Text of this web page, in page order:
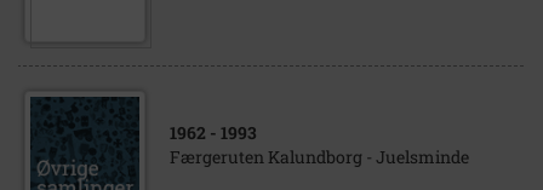
1962 - 1993
Færgeruten Kalundborg - Juelsminde